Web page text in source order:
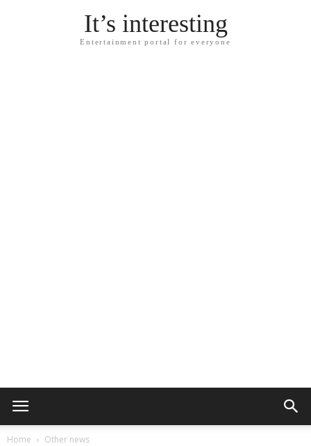
It’s interesting
Entertainment portal for everyone
Home Other news